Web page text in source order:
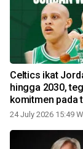
Celtics ikat
hingga 2030,
komitmen pada
muda
24 July 2026 15:49